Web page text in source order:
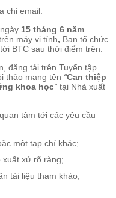
chỉ email:
15 tháng 6 năm
máy vi tính, Ban tổ chức
BTC sau thời điểm trên.
đăng tải trên Tuyển tập
thảo mang tên “Can thiệp
khoa học” tại Nhà xuất
tâm tới các yêu cầu
một tạp chí khác;
xuất xứ rõ ràng;
tài liệu tham khảo;